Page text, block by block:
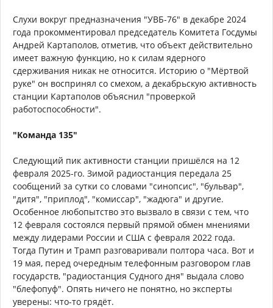
Слухи вокруг предназначения "УВБ-76" в декабре 2024
года прокомментировал председатель Комитета Госдумы
Андрей Картаполов, отметив, что объект действительно
имеет важную функцию, но к силам ядерного
сдерживания никак не относится. Историю о "Мёртвой
руке" он воспринял со смехом, а декабрьскую активность
станции Картаполов объяснил "проверкой
работоспособности".
"Команда 135"
Следующий пик активности станции пришёлся на 12
февраля 2025-го. Зимой радиостанция передала 25
сообщений за сутки со словами "синопсис", "бульвар",
"дитя", "приплод", "комиссар", "жадюга" и другие.
Особенное любопытство это вызвало в связи с тем, что
12 февраля состоялся первый прямой обмен мнениями
между лидерами России и США с февраля 2022 года.
Тогда Путин и Трамп разговаривали полтора часа. Вот и
19 мая, перед очередным телефонным разговором глав
государств, "радиостанция Судного дня" выдала слово
"блефопуф". Опять ничего не понятно, но эксперты
уверены: что-то грядёт.